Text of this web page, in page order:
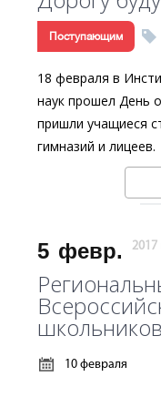
Поступающим
18 февраля в
наук прошел День
пришли учащиеся
гимназий и лицеев.
5 февр. 2017
10 февраля